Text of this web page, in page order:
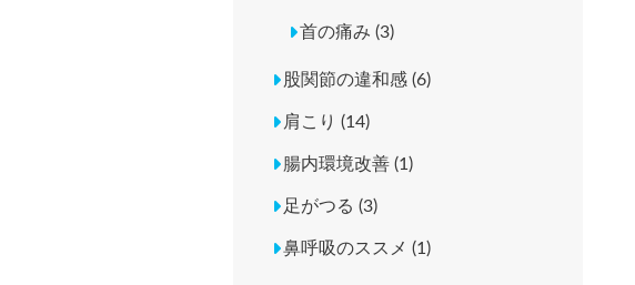
首の痛み (3)
股関節の違和感 (6)
肩こり (14)
腸内環境改善 (1)
足がつる (3)
鼻呼吸のススメ (1)